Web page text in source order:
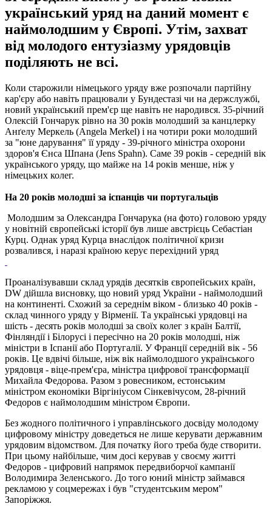
український уряд на даний момент є
наймолодшим у Європі. Утім, захват
від молодого ентузіазму урядовців
поділяють не всі.
Коли старожили німецького уряду вже розпочали партійну
кар'єру або навіть працювали у Бундестазі чи на держслужбі,
новий український прем'єр ще навіть не народився. 35-річний
Олексій Гончарук рівно на 30 років молодший за канцлерку
Анґелу Меркель (Angela Merkel) і на чотири роки молодший
за "юне дарування" її уряду - 39-річного міністра охорони
здоров'я Єнса Шпана (Jens Spahn). Саме 39 років - середній вік
українського уряду, що майже на 14 років менше, ніж у
німецьких колег.
На 20 років молодші за іспанців чи португальців
Молодшим за Олександра Гончарука (на фото) головою уряду
у новітній європейські історії був лише австрієць Себастіан
Курц. Однак уряд Курца внаслідок політичної кризи
розвалився, і наразі країною керує перехідний уряд
Проаналізувавши склад урядів десятків європейських країн,
DW дійшла висновку, що новий уряд України - наймолодший
на континенті. Схожий за середнім віком - близько 40 років -
склад чинного уряду у Вірменії. Та українські урядовці на
шість - десять років молодші за своїх колег з країн Балтії,
Фінляндії і Білорусі і пересічно на 20 років молодші, ніж
міністри в Іспанії або Португалії. У Франції середній вік - 56
років. Це вдвічі більше, ніж вік наймолодшого українського
урядовця - віце-прем'єра, міністра цифрової трансформації
Михайла Федорова. Разом з ровесником, естонським
міністром економіки Віргініусом Сінкевічусом, 28-річний
Федоров є наймолодшим міністром Європи.
Без жодного політичного і управлінського досвіду молодому
цифровому міністру доведеться не лише керувати державним
урядовим відомством. Для початку його треба буде створити.
При цьому найбільше, чим досі керував у своєму житті
Федоров - цифровий напрямок передвиборчої кампанії
Володимира Зеленського. До того юний міністр займався
рекламою у соцмережах і був "студентським мером"
Запоріжжя.